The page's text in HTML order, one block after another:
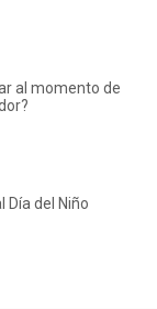
al momento de
Día del Niño